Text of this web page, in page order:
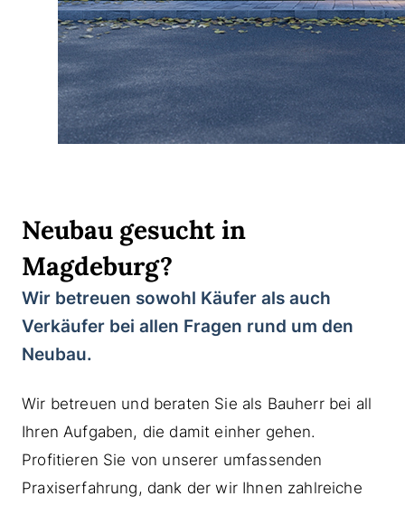
Neubau gesucht in
Magdeburg?
Wir betreuen sowohl Käufer als auch
Verkäufer bei allen Fragen rund um den
Neubau.
Wir betreuen und beraten Sie als Bauherr bei all
Ihren Aufgaben, die damit einher gehen.
Profitieren Sie von unserer umfassenden
Praxiserfahrung, dank der wir Ihnen zahlreiche